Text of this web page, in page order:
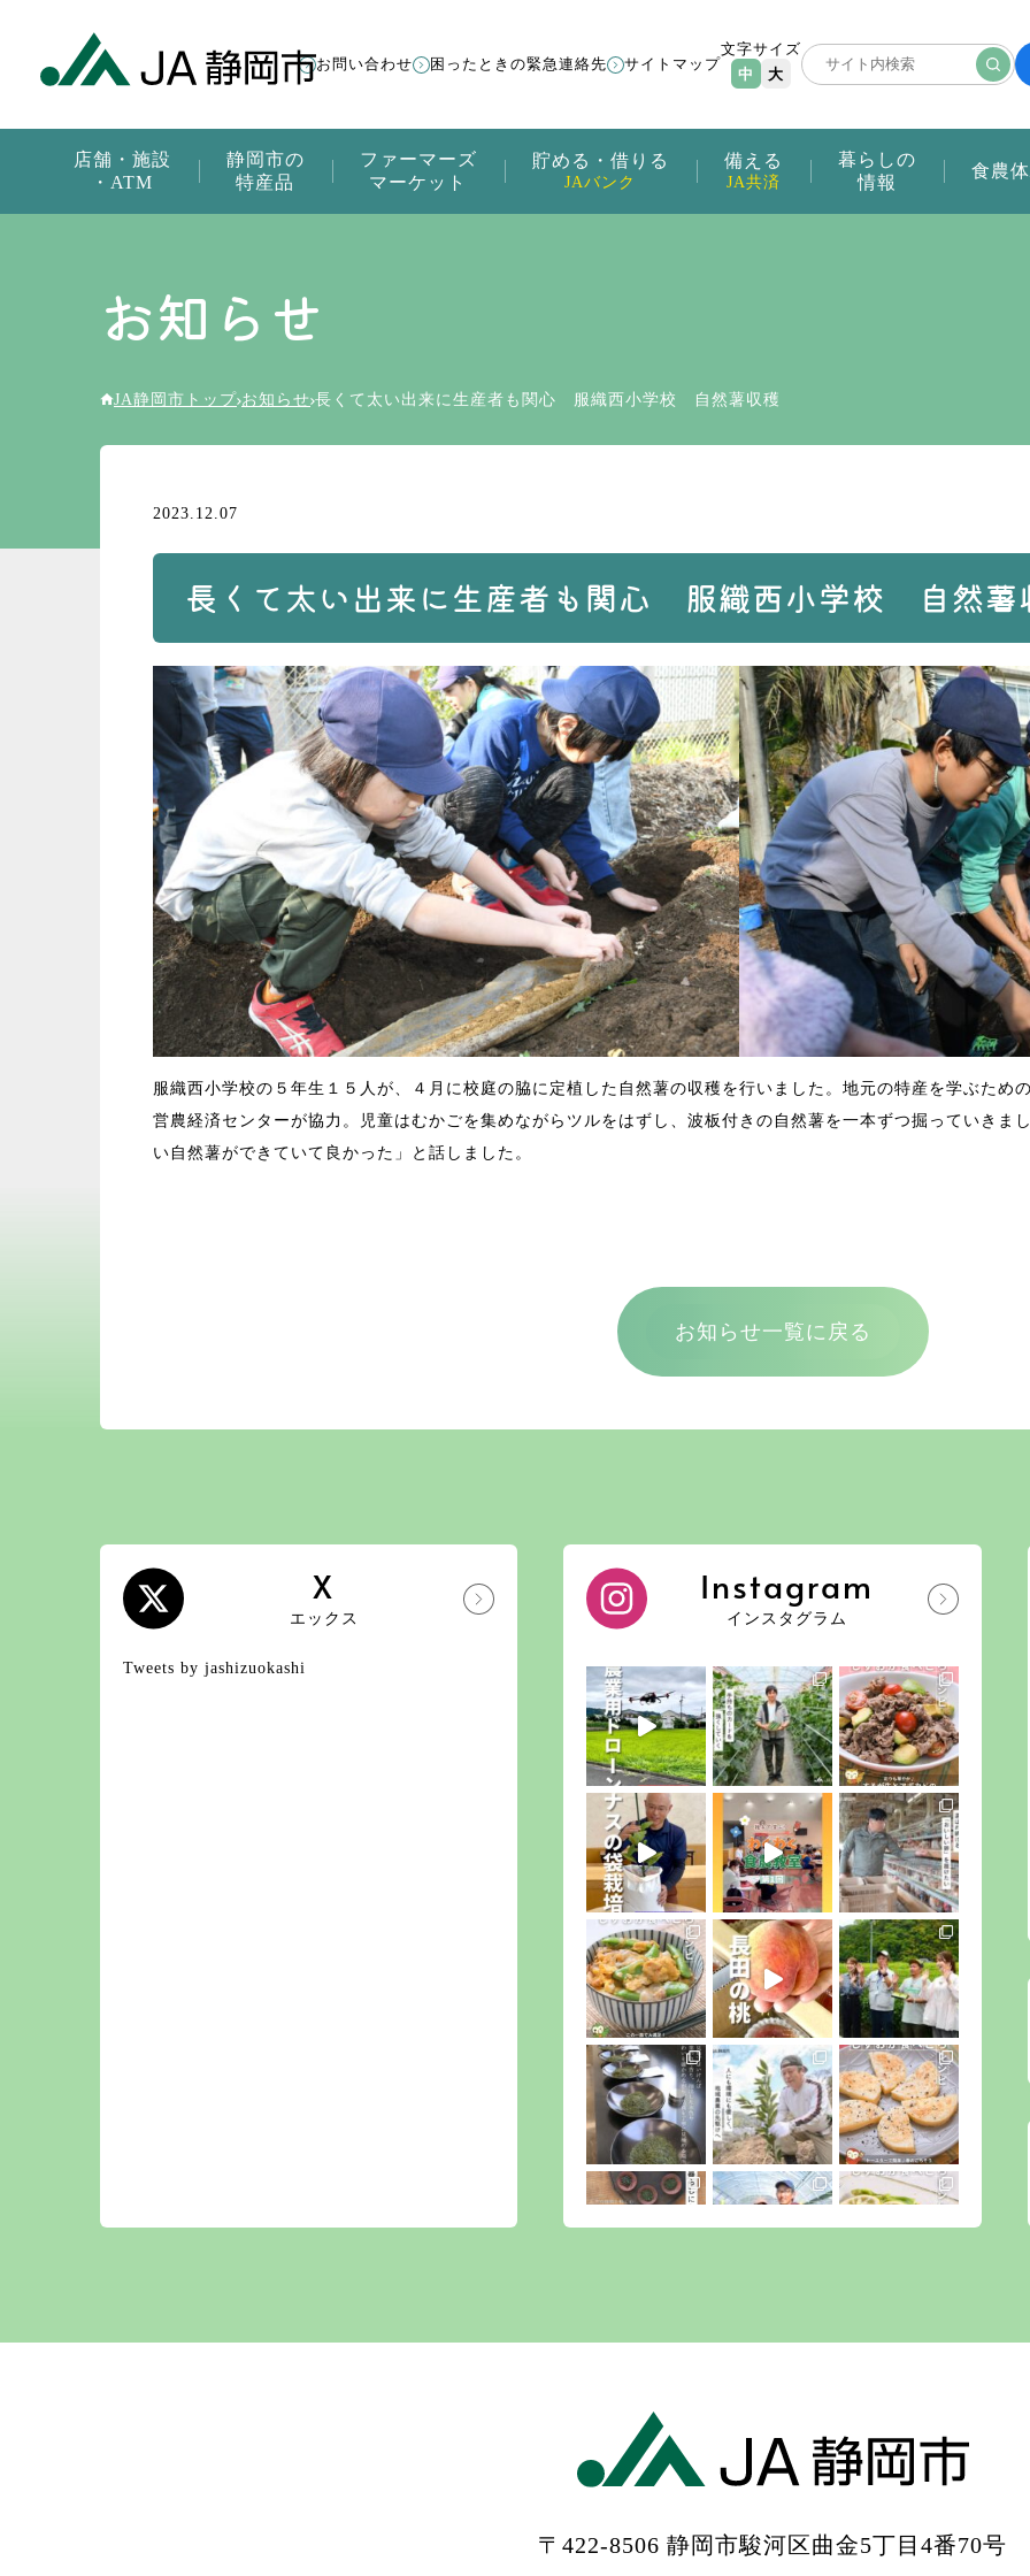
店舗・施設
・ATM
静岡市の
特産品
ファーマーズ
マーケット
貯める・借りる
JAバンク
備える
JA共済
暮らしの
情報
食農
お問い合わせ 困ったときの緊急連絡先 サイトマップ
文字サイズ
中
大
お知らせ
JA静岡市トップ お知らせ 長くて太い出来に生産者も関心 服織西小学校 自然薯収穫
2023.12.07
長くて太い出来に生産者も関心 服織西小学校 自然薯
服織西小学校の５年生１５人が、４月に校庭の脇に定植した自然薯の収穫を行いました。地元の特産を学ぶため
営農経済センターが協力。児童はむかごを集めながらツルをはずし、波板付きの自然薯を一本ずつ掘っていきま
い自然薯ができていて良かった」と話しました。
お知らせ一覧に戻る
X
エックス
Tweets by jashizuokashi
Instagram
インスタグラム
〒422-8506 静岡市駿河区曲金5丁目4番70号